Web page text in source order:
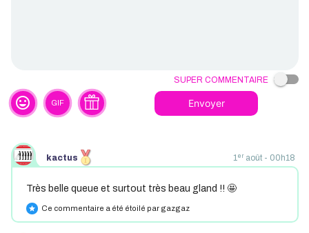
tag_faces GIF
Super commentaire
Envoyer
kactus 1eraoût - 00h18
Très belle queue et surtout très beau gland !! 🤩
star Ce commentaire a été étoilé par gazgaz